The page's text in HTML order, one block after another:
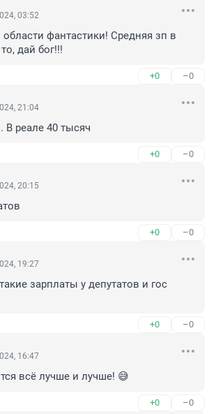
03:52
фантастики! Средняя зп в
дай бог!!!
+0 –0
21:04
В реале 40 тысяч
+0 –0
20:15
+0 –0
19:27
зарплаты у депутатов и гос
+0 –0
16:47
всё лучше и лучше! 😅
+0 –0